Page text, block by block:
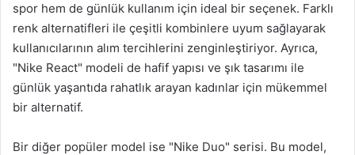
spor hem de günlük kullanım için ideal bir seçenek. Farklı
renk alternatifleri ile çeşitli kombinlere uyum sağlayarak
kullanıcılarının alım tercihlerini zenginleştiriyor. Ayrıca,
"Nike React" modeli de hafif yapısı ve şık tasarımı ile
günlük yaşantıda rahatlık arayan kadınlar için mükemmel
bir alternatif.
Bir diğer popüler model ise "Nike Duo" serisi. Bu model,